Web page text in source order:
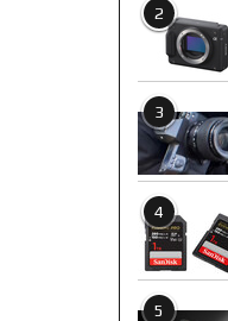
2
3
4
5